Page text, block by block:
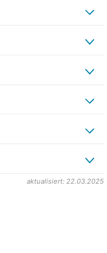
aktualisiert: 22.03.2025